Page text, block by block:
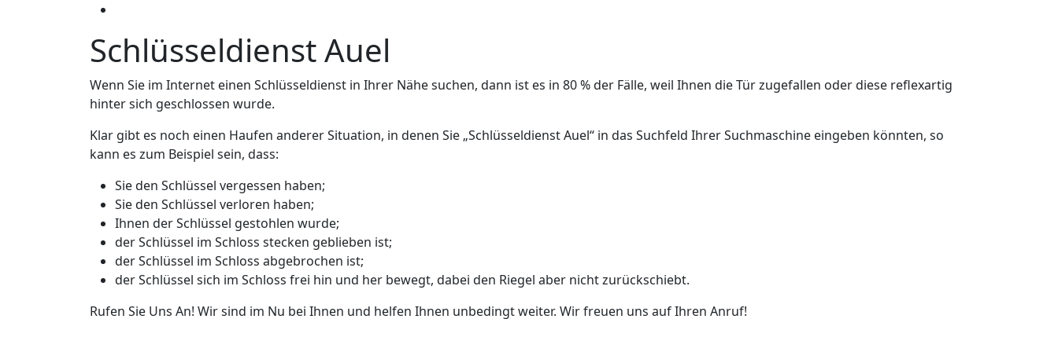
Schlüsseldienst Auel
Wenn Sie im Internet einen Schlüsseldienst in Ihrer Nähe suchen, dann ist es in 80 % der Fälle, weil Ihnen die Tür zugefallen oder diese reflexartig
hinter sich geschlossen wurde.
Klar gibt es noch einen Haufen anderer Situation, in denen Sie „Schlüsseldienst Auel“ in das Suchfeld Ihrer Suchmaschine eingeben könnten, so
kann es zum Beispiel sein, dass:
Sie den Schlüssel vergessen haben;
Sie den Schlüssel verloren haben;
Ihnen der Schlüssel gestohlen wurde;
der Schlüssel im Schloss stecken geblieben ist;
der Schlüssel im Schloss abgebrochen ist;
der Schlüssel sich im Schloss frei hin und her bewegt, dabei den Riegel aber nicht zurückschiebt.
Rufen Sie Uns An! Wir sind im Nu bei Ihnen und helfen Ihnen unbedingt weiter. Wir freuen uns auf Ihren Anruf!